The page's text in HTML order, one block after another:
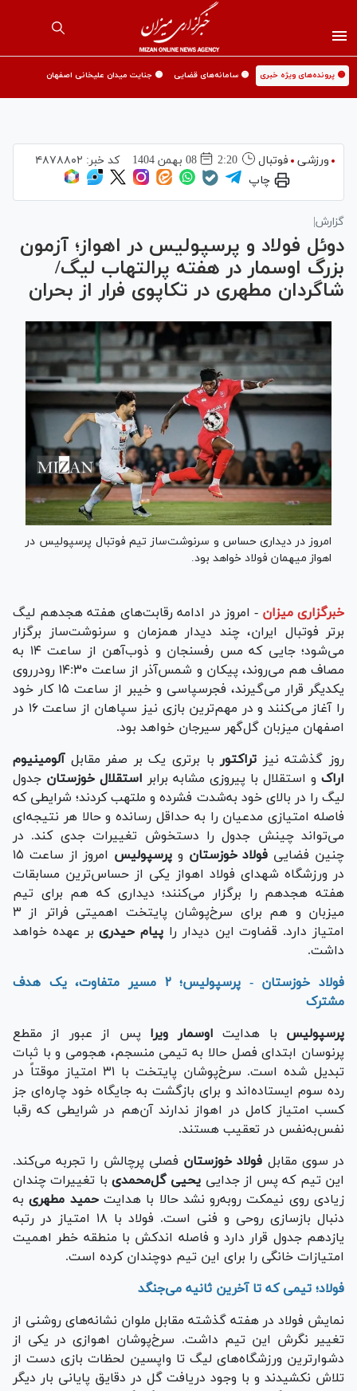
🟡 پرونده‌های ویژه خبری 🟡 سامانه‌های قضایی 🟡 جنایت میدان علیخانی اصفهان
ورزشی فوتبال 2:20 08 بهمن 1404 کد خبر: ۴۸۷۸۸۰۲
چاپ
گزارش|
دوئل فولاد و پرسپولیس در اهواز؛ آزمون
بزرگ اوسمار در هفته پرالتهاب لیگ/
شاگردان مطهری در تکاپوی فرار از بحران
امروز در دیداری حساس و سرنوشت‌ساز تیم فوتبال پرسپولیس در
اهواز میهمان فولاد خواهد بود.
خبرگزاری میزان - امروز در ادامه رقابت‌های هفته هجدهم لیگ
برتر فوتبال ایران، چند دیدار همزمان و سرنوشت‌ساز برگزار
می‌شود؛ جایی که مس رفسنجان و ذوب‌آهن از ساعت ۱۴ به
مصاف هم می‌روند، پیکان و شمس‌آذر از ساعت ۱۴:۳۰ رودرروی
یکدیگر قرار می‌گیرند، فجرسپاسی و خیبر از ساعت ۱۵ کار خود
را آغاز می‌کنند و در مهم‌ترین بازی نیز سپاهان از ساعت ۱۶ در
اصفهان میزبان گل‌گهر سیرجان خواهد بود.
روز گذشته نیز تراکتور با برتری یک بر صفر مقابلآلومینیوم
اراک و استقلال با پیروزی مشابه برابر استقلال خوزستان جدول
لیگ را در بالای خود به‌شدت فشرده و ملتهب کردند؛ شرایطی که
فاصله امتیازی مدعیان را به حداقل رسانده و حالا هر نتیجه‌ای
می‌تواند چینش جدول را دستخوش تغییرات جدی کند. در
چنین فضایی فولاد خوزستان و پرسپولیس
امروز از ساعت ۱۵
در ورزشگاه شهدای فولاد اهواز یکی از حساس‌ترین مسابقات
هفته هجدهم را برگزار می‌کنند؛ دیداری که هم برای تیم
میزبان و هم برای سرخ‌پوشان پایتخت اهمیتی فراتر از ۳
امتیاز دارد. قضاوت این دیدار را پیام حیدریبر عهده خواهد
داشت.
فولاد خوزستان - پرسپولیس؛ ۲ مسیر متفاوت، یک هدف
مشترک
پرسپولیس با هدایت اوسمار ویرا پس از عبور از مقطع
پرنوسان ابتدای فصل حالا به تیمی منسجم، هجومی و با ثبات
تبدیل شده است. سرخ‌پوشان پایتخت با ۳۱ امتیاز موقتاً در
رده سوم ایستاده‌اند و برای بازگشت به جایگاه خود چاره‌ای جز
کسب امتیاز کامل در اهواز ندارند آن‌هم در شرایطی که رقبا
نفس‌به‌نفس در تعقیب هستند.
در سوی مقابل فولاد خوزستان فصلی پرچالش را تجربه می‌کند.
این تیم که پس از جدایی یحیی گل‌محمدی با تغییرات چندان
زیادی روی نیمکت روبه‌رو نشد حالا با هدایتحمید مطهریبه
دنبال بازسازی روحی و فنی است. فولاد با ۱۸ امتیاز در رتبه
یازدهم جدول قرار دارد و فاصله اندکش با منطقه خطر اهمیت
امتیازات خانگی را برای این تیم دوچندان کرده است.
فولاد؛ تیمی که تا آخرین ثانیه می‌جنگد
نمایش فولاد در هفته گذشته مقابل ملوان نشانه‌های روشنی از
تغییر نگرش این تیم داشت. سرخ‌پوشان اهوازی در یکی از
دشوارترین ورزشگاه‌های لیگ تا واپسین لحظات بازی دست از
تلاش نکشیدند و با وجود دریافت گل در دقایق پایانی بار دیگر